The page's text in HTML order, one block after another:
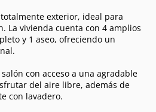
exterior, ideal para
La vivienda cuenta con 4 amplios
y 1 aseo, ofreciendo un
con acceso a una agradable
del aire libre, además de
con lavadero.